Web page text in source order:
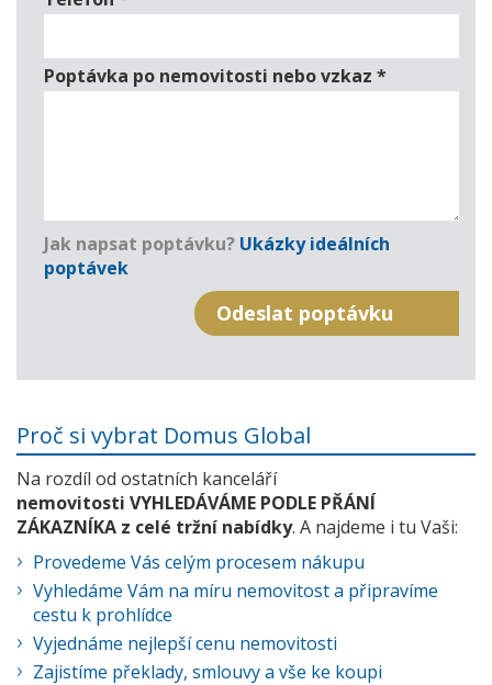
Poptávka po nemovitosti nebo vzkaz *
Jak napsat poptávku? Ukázky ideálních
poptávek
Proč si vybrat Domus Global
Na rozdíl od ostatních kanceláří
nemovitosti VYHLEDÁVÁME PODLE PŘÁNÍ
ZÁKAZNÍKA z celé tržní nabídky. A najdeme i tu Vaši:
Provedeme Vás celým procesem nákupu
Vyhledáme Vám na míru nemovitost a připravíme
cestu k prohlídce
Vyjednáme nejlepší cenu nemovitosti
Zajistíme překlady, smlouvy a vše ke koupi